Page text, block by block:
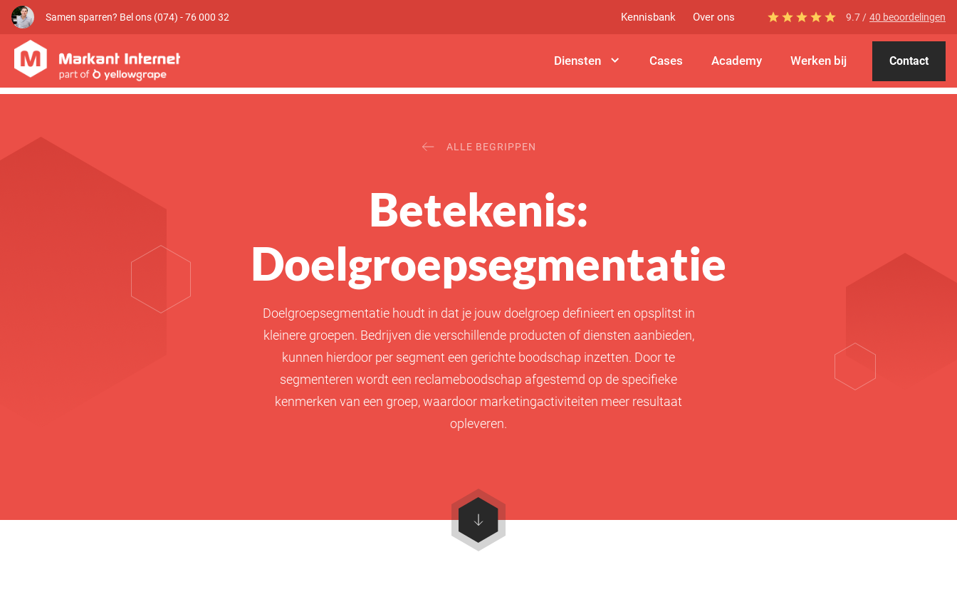
Samen sparren? Bel ons (074) - 76 000 32 Kennisbank Over ons 9.7 / 40 beoordelingen
Diensten Cases Academy Werken bij Contact
ALLE BEGRIPPEN
Betekenis:
Doelgroepsegmentatie
Doelgroepsegmentatie houdt in dat je jouw doelgroep definieert en opsplitst in
kleinere groepen. Bedrijven die verschillende producten of diensten aanbieden,
kunnen hierdoor per segment een gerichte boodschap inzetten. Door te
segmenteren wordt een reclameboodschap afgestemd op de specifieke
kenmerken van een groep, waardoor marketingactiviteiten meer resultaat
opleveren.